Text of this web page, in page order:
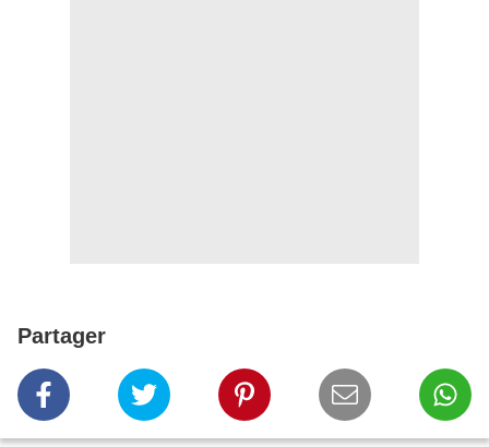
Partager